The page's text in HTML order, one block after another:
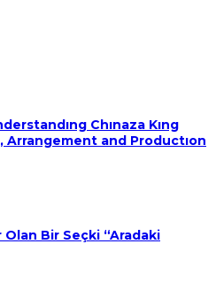
Chınaza Kıng
Arrangement and Productıon
Olan Bir Seçki “Aradaki